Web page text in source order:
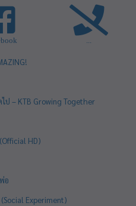
...
ป – KTB Growing Together
HD)
อ
Experiment)